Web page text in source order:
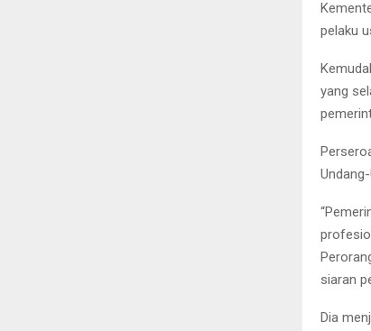
pelaku
yang
siaran
Dia